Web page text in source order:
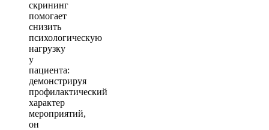
скрининг
помогает
снизить
психологическую
нагрузку
у
пациента:
демонстрируя
профилактический
характер
мероприятий,
он